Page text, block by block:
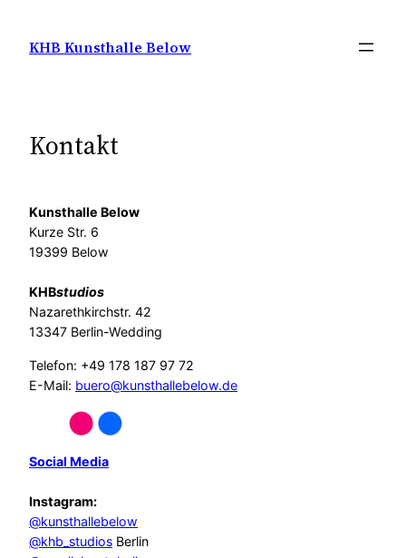
springen
KHB Kunsthalle Below
Kontakt
Kunsthalle Below
Kurze Str. 6
19399 Below
KHBstudios
Nazarethkirchstr. 42
13347 Berlin-Wedding
Telefon: +49 178 187 97 72
E-Mail: buero@kunsthallebelow.de
Social Media
Instagram:
@kunsthallebelow
@khb_studios Berlin